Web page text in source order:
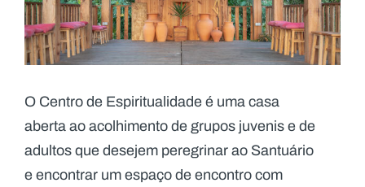
O Centro de Espiritualidade é uma casa
aberta ao acolhimento de grupos juvenis e de
adultos que desejem peregrinar ao Santuário
e encontrar um espaço de encontro com